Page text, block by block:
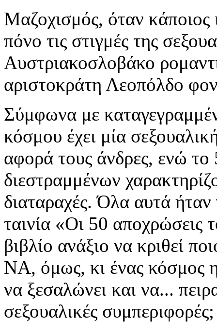
Μαζοχισμός, όταν κάποιος
πόνο τις στιγμές της
Αυστριακοσλοβάκο
αριστοκράτη Λεοπόλδο
Σύμφωνα με
κόσμου έχει μία
αφορά τους άνδρες, ενώ
διεστραμμένων
διαταραχές. Όλα αυτά
ταινία «Οι 50
βιβλίο ανάξιο να κριθεί
ΝΑ, όμως, κι ένας κόσμος
να ξεσαλώνει και να...
σεξουαλικές συμπεριφορές;